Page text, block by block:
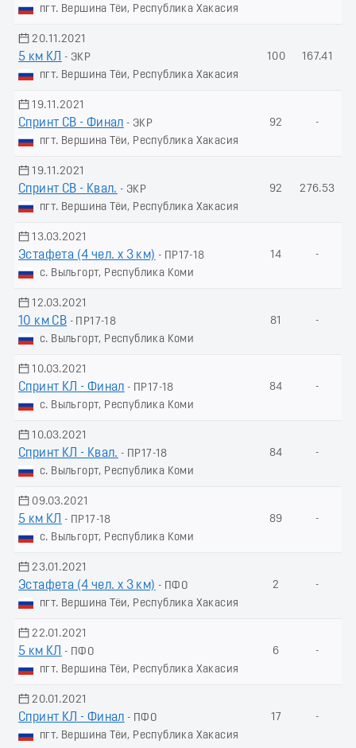
пгт. Вершина Тёи, Республика Хакасия
20.11.2021
5 км КЛ
- ЭКР
пгт. Вершина Тёи, Республика Хакасия
100 167.41
19.11.2021
Спринт СВ - Финал - ЭКР
пгт. Вершина Тёи, Республика Хакасия
92 -
19.11.2021
Спринт СВ - Квал. - ЭКР
пгт. Вершина Тёи, Республика Хакасия
92 276.53
13.03.2021
Эстафета (4 чел. х 3 км) - ПР17-18
с. Выльгорт, Республика Коми
14 -
12.03.2021
10 км СВ - ПР17-18
с. Выльгорт, Республика Коми
81 -
10.03.2021
Спринт КЛ - Финал - ПР17-18
с. Выльгорт, Республика Коми
84 -
10.03.2021
Спринт КЛ - Квал. - ПР17-18
с. Выльгорт, Республика Коми
84 -
09.03.2021
5 км КЛ
- ПР17-18
с. Выльгорт, Республика Коми
89 -
23.01.2021
Эстафета (4 чел. х 3 км) - ПФО
пгт. Вершина Тёи, Республика Хакасия
2 -
22.01.2021
5 км КЛ
- ПФО
пгт. Вершина Тёи, Республика Хакасия
6 -
20.01.2021
Спринт КЛ - Финал - ПФО
пгт. Вершина Тёи, Республика Хакасия
17 -